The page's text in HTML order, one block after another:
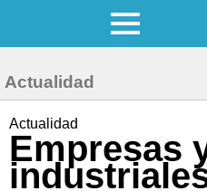
Actualidad
Actualidad
Empresas